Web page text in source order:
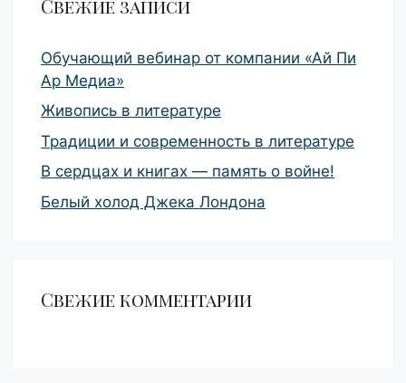
Свежие записи
Обучающий вебинар от компании «Ай Пи
Ар Медиа»
Живопись в литературе
Традиции и современность в литературе
В сердцах и книгах — память о войне!
Белый холод Джека Лондона
Свежие комментарии